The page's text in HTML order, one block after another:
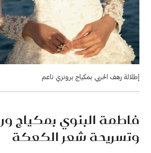
إطلالة رهف الحربي بمكياج برونزي ناعم
فاطمة البنوي بمكياج
وتسريحة شعر الكعكة